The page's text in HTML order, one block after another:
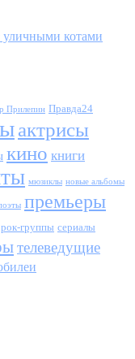
уличными котами
Прилепин Правда24
актрисы
кино книги
мюзиклы новые альбомы
премьеры
рок-группы сериалы
телеведущие